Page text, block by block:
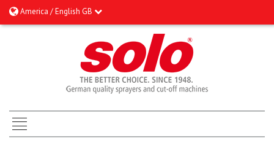
America / English GB